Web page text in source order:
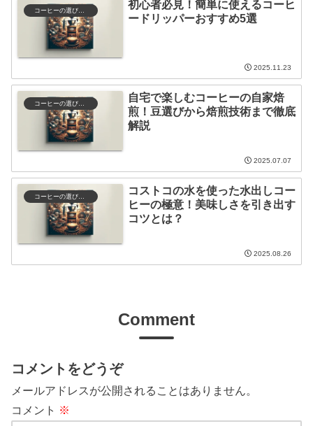
コーヒーの選び方と保存
初心者必見！簡単に使えるコーヒ
ードリッパーおすすめ5選
2025.11.23
コーヒーの選び方と保存
自宅で楽しむコーヒーの自家焙
煎！豆選びから焙煎技術まで徹底
解説
2025.07.07
コーヒーの選び方と保存
コストコの水を使った水出しコー
ヒーの極意！美味しさを引き出す
コツとは？
2025.08.26
Comment
コメントをどうぞ
メールアドレスが公開されることはありません。
コメント ※